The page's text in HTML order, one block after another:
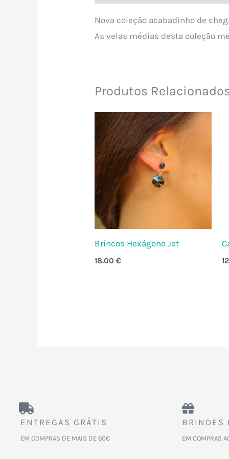
Nova coleção acabadinho de
As velas médias desta coleção
Produtos
Brincos Hexágono Jet
18.00€
ENTREGAS GRÁTIS
EM COMPRAS DE MAIS DE 60€
BRINDES
EM COMPRAS